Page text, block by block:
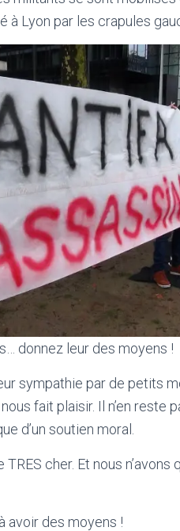
à Lyon par les crapules
donnez leur des moyens !
sympathie par de petits
fait plaisir. Il n’en reste
d’un soutien moral.
cher. Et nous
avoir des moyens !